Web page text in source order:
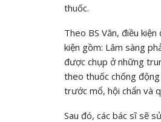
thuốc.
Theo BS Văn, điều
kiện gồm: Lâm sàng
được chụp ở những
theo thuốc chống
trước mổ, hội chẩn và
Sau đó, các bác sĩ sẽ